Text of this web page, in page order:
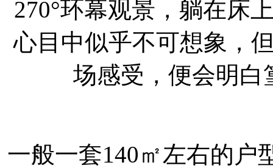
270°环幕观景，躺在床
心目中似乎不可想象，
场感受，便会明白
一般一套140㎡左右的户